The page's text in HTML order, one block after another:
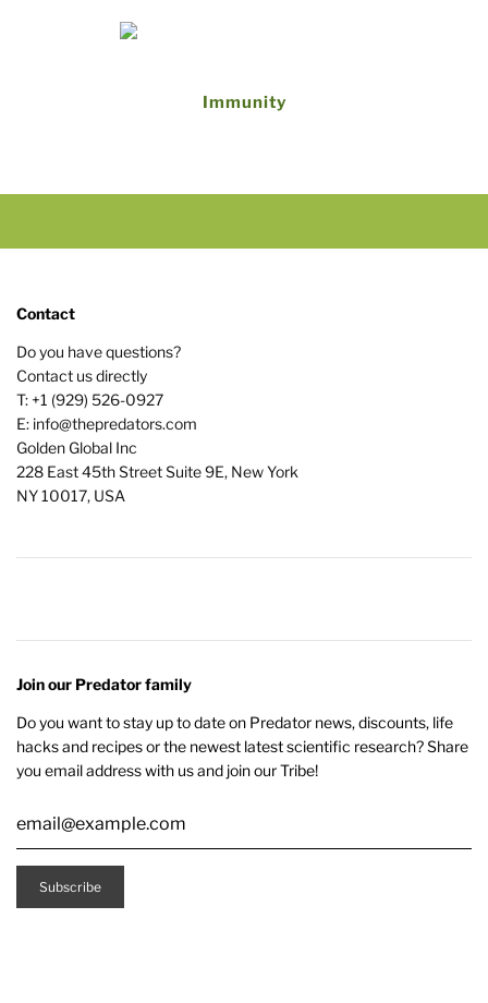
Immunity
Contact
Do you have questions?
Contact us directly
T: +1 (929) 526-0927
E: info@thepredators.com
Golden Global Inc
228 East 45th Street Suite 9E, New York
NY 10017, USA
Join our Predator family
Do you want to stay up to date on Predator news, discounts, life
hacks and recipes or the newest latest scientific research? Share
you email address with us and join our Tribe!